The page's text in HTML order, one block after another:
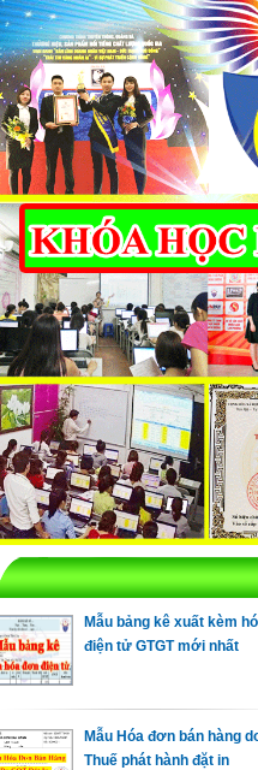
Mẫu bảng kê xuất kèm
điện tử GTGT mới nhất
Mẫu Hóa đơn bán hàng
Thuế phát hành đặt in